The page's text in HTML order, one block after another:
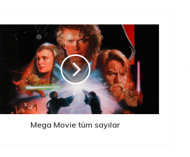
Mega Movie tüm sayılar